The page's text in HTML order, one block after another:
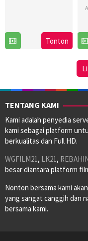
Tonton
TENTANG KAMI
Kami adalah penyedia
kami sebagai platform
berkualitas dan Full HD.
WGFILM21, LK21,
besar diantara platform
Nonton bersama kami
yang sangat canggih dan
bersama kami.